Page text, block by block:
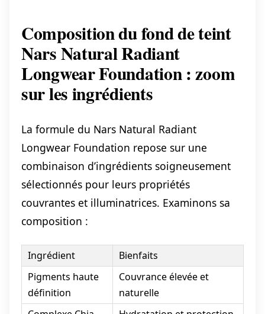
Composition du fond de teint
Nars Natural Radiant
Longwear Foundation : zoom
sur les ingrédients
La formule du Nars Natural Radiant
Longwear Foundation repose sur une
combinaison d’ingrédients soigneusement
sélectionnés pour leurs propriétés
couvrantes et illuminatrices. Examinons sa
composition :
Ingrédient
Bienfaits
Pigments haute
définition
Couvrance élevée et
naturelle